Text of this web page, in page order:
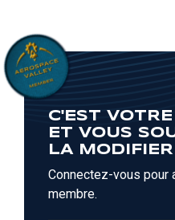
C'EST
ET VOUS
LA MODIFIER
Connectez-vous pour
membre.